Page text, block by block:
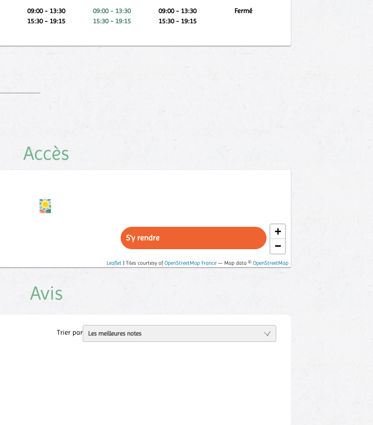
09:00 - 13:30
15:30 - 19:15
09:00 - 13:30
15:30 - 19:15
09:00 - 13:30
15:30 - 19:15
Fermé
Accès
+
−
Leaflet| Tiles courtesy ofOpenStreetMap France— Map data © OpenStreetMap
S'y rendre
Avis
Trier par